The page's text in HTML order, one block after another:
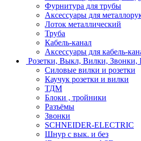
Фурнитура для трубы
Аксессуары для
Лоток металлический
Труба
Кабель-канал
Аксессуары для кабель-
Розетки, Выкл, Вилки, Звонки,
Силовые вилки и розетки
Каучук розетки и вилки
ТДМ
Блоки , тройники
Разъёмы
Звонки
SCHNEIDER-ELECTRIC
Шнур с вык. и без